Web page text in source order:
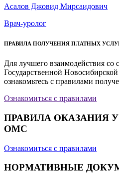
Асалов Джовид Мирсаидович
Врач-уролог
ПРАВИЛА ПОЛУЧЕНИЯ ПЛАТНЫХ
Для лучшего взаимодействия со
Государственной
ознакомьтесь с правилами
Ознакомиться с правилами
ПРАВИЛА ОКАЗАНИЯ
ОМС
Ознакомиться с правилами
НОРМАТИВНЫЕ